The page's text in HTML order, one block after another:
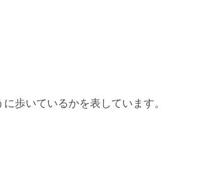
歩いているかを表しています。